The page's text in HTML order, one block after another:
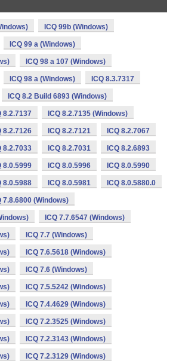
ICQ 99b (Windows)
ICQ 99 a (Windows)
ICQ 98 a 107 (Windows)
ICQ 98 a (Windows) ICQ 8.3.7317
ICQ 8.2 Build 6893 (Windows)
8.2.7137 ICQ 8.2.7135 (Windows)
8.2.7126 ICQ 8.2.7121 ICQ 8.2.7067
8.2.7033 ICQ 8.2.7031 ICQ 8.2.6893
8.0.5999 ICQ 8.0.5996 ICQ 8.0.5990
8.0.5988 ICQ 8.0.5981 ICQ 8.0.5880.0
7.8.6800 (Windows)
ICQ 7.7.6547 (Windows)
ICQ 7.7 (Windows)
ICQ 7.6.5618 (Windows)
ICQ 7.6 (Windows)
ICQ 7.5.5242 (Windows)
ICQ 7.4.4629 (Windows)
ICQ 7.2.3525 (Windows)
ICQ 7.2.3143 (Windows)
ICQ 7.2.3129 (Windows)